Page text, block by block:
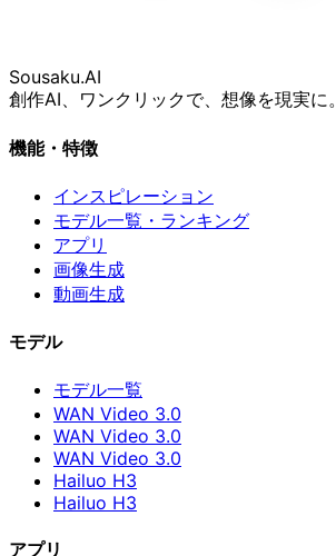
Sousaku.AI
創作AI、ワンクリックで、想像を現実に。
機能・特徴
インスピレーション
モデル一覧・ランキング
アプリ
画像生成
動画生成
モデル
モデル一覧
WAN Video 3.0
WAN Video 3.0
WAN Video 3.0
Hailuo H3
Hailuo H3
アプリ